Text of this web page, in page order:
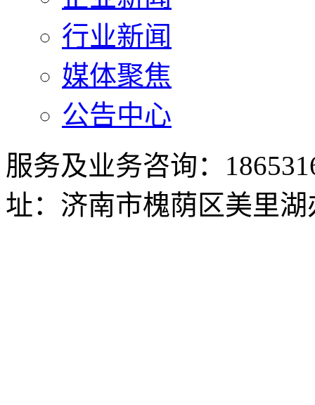
行业新闻
媒体聚焦
公告中心
服务及业务咨询：
址：济南市槐荫区美里